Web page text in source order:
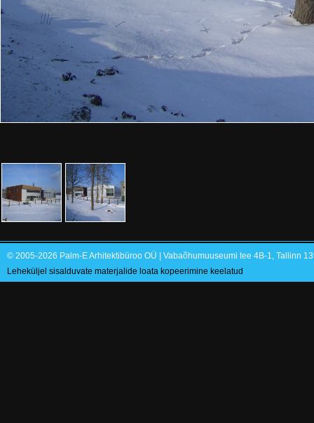
© 2005-2026 Palm-E Arhitektibüroo OÜ | Vabaõhumuuseumi tee 4B-1, Tallinn
Leheküljel sisalduvate materjalide loata kopeerimine keelatud